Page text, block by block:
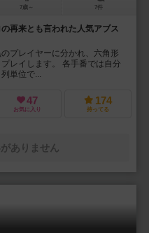
7歳～ 7件
再来とも言われた人気アブス
プレイヤーに分かれ、六角形
レイします。 各手番では自分
単位で...
47
お気に入り
174
持ってる
ありません